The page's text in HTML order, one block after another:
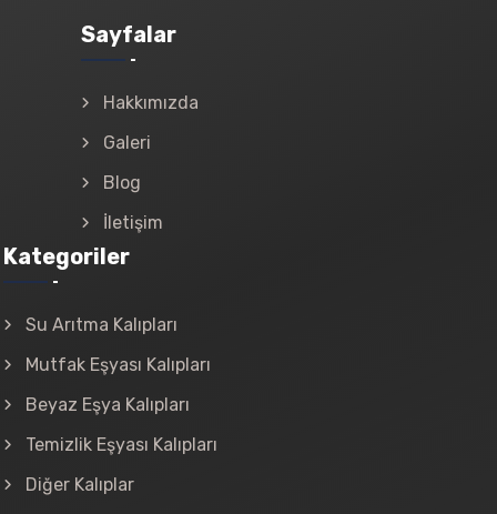
Sayfalar
Hakkımızda
Galeri
Blog
İletişim
Kategoriler
Su Arıtma Kalıpları
Mutfak Eşyası Kalıpları
Beyaz Eşya Kalıpları
Temizlik Eşyası Kalıpları
Diğer Kalıplar